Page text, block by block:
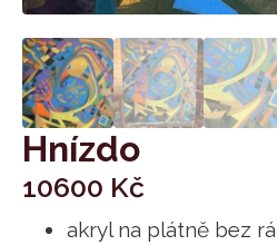
Hnízdo
10600 Kč
akryl na plátně bez